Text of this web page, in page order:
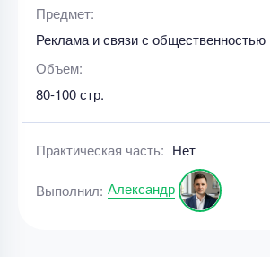
Предмет:
Реклама и связи с общественностью
Объем:
80-100 стр.
Практическая часть: Нет
Выполнил: Александр